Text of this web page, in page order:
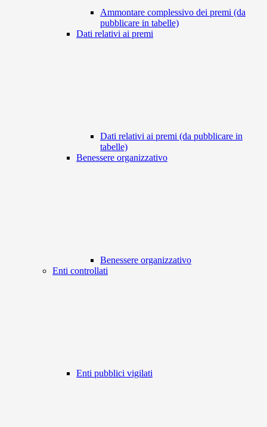
Ammontare complessivo dei premi (da
pubblicare in tabelle)
Dati relativi ai premi
Dati relativi ai premi (da pubblicare in
tabelle)
Benessere organizzativo
Benessere organizzativo
Enti controllati
Enti pubblici vigilati